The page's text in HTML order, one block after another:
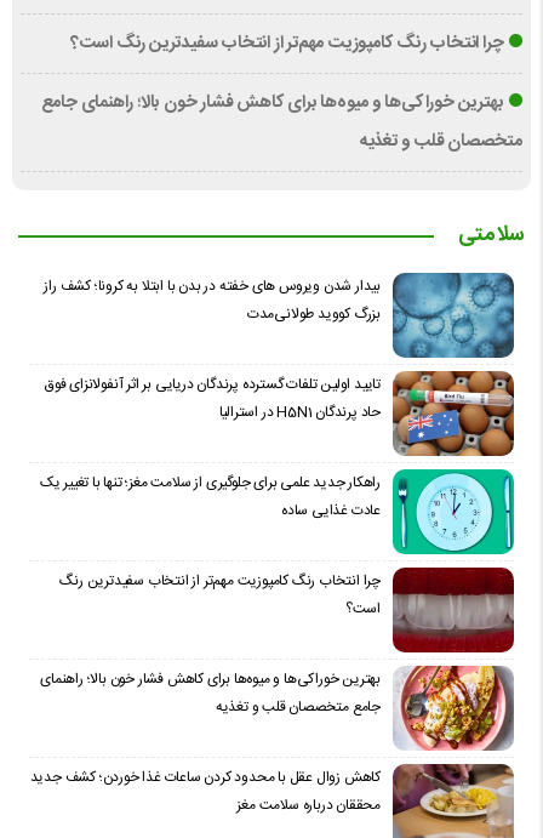
چرا انتخاب رنگ کامپوزیت مهم‌تر از انتخاب سفیدترین رنگ است؟
بهترین خوراکی‌ها و میوه‌ها برای کاهش فشار خون بالا؛ راهنمای جامع
متخصصان قلب و تغذیه
سلامتی
بیدار شدن ویروس‌ های خفته در بدن با ابتلا به کرونا؛ کشف راز
بزرگ کووید طولانی‌مدت
تایید اولین تلفات گسترده پرندگان دریایی بر اثر آنفولانزای فوق
حاد پرندگان H5N1 در استرالیا
راهکار جدید علمی برای جلوگیری از سلامت مغز؛ تنها با تغییر یک
عادت غذایی ساده
چرا انتخاب رنگ کامپوزیت مهم‌تر از انتخاب سفیدترین رنگ
است؟
بهترین خوراکی‌ها و میوه‌ها برای کاهش فشار خون بالا؛ راهنمای
جامع متخصصان قلب و تغذیه
کاهش زوال عقل با محدود کردن ساعات غذا خوردن؛ کشف جدید
محققان درباره سلامت مغز